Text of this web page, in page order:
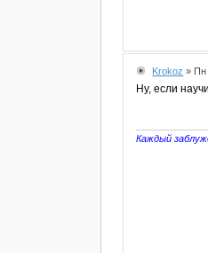
Krokoz » Пн
Ну, если
Каждый